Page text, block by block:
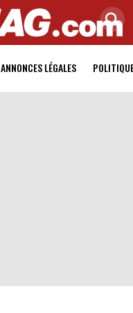
ANNONCES LÉGALES